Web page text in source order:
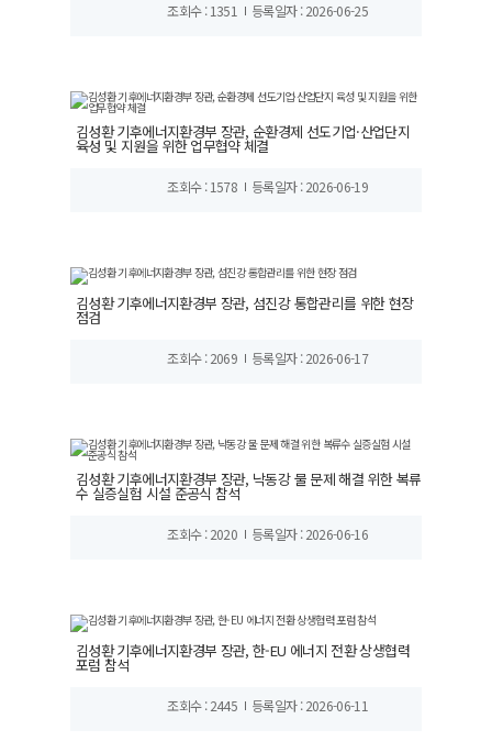
조회수 : 1351 등록일자 : 2026-06-25
김성환 기후에너지환경부 장관, 순환경제 선도기업·산업단지
육성 및 지원을 위한 업무협약 체결
조회수 : 1578 등록일자 : 2026-06-19
김성환 기후에너지환경부 장관, 섬진강 통합관리를 위한 현장
점검
조회수 : 2069 등록일자 : 2026-06-17
김성환 기후에너지환경부 장관, 낙동강 물 문제 해결 위한 복류
수 실증실험 시설 준공식 참석
조회수 : 2020 등록일자 : 2026-06-16
김성환 기후에너지환경부 장관, 한-EU 에너지 전환 상생협력
포럼 참석
조회수 : 2445 등록일자 : 2026-06-11